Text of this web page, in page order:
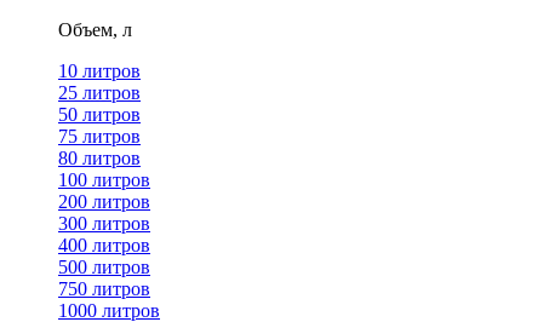
Объем, л
10 литров
25 литров
50 литров
75 литров
80 литров
100 литров
200 литров
300 литров
400 литров
500 литров
750 литров
1000 литров